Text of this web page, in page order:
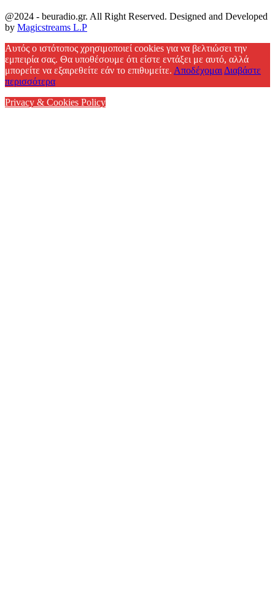
@2024 - beuradio.gr. All Right Reserved. Designed and Developed
by Magicstreams L.P
Αυτός ο ιστότοπος χρησιμοποιεί cookies για να βελτιώσει την
εμπειρία σας. Θα υποθέσουμε ότι είστε εντάξει με αυτό, αλλά
μπορείτε να εξαιρεθείτε εάν το επιθυμείτε. Αποδέχομαι Διαβάστε
περισσότερα
Privacy & Cookies Policy